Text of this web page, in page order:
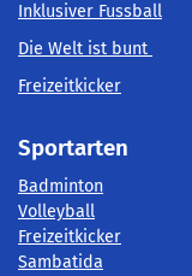
Inklusiver Fussball
Die Welt ist bunt
Freizeitkicker
Sportarten
Badminton
Volleyball
Freizeitkicker
Sambatida